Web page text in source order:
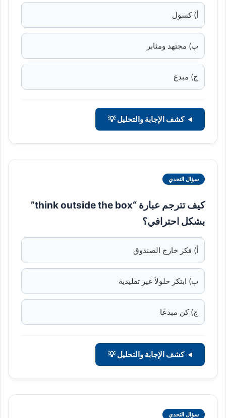
أ) كسول
ب) مجتهد ومثابر
ج) مبدع
كشف الإجابة والتحليل 💡
سؤال التحدي
كيف تترجم عبارة “think outside the box”
بشكل احترافي؟
أ) فكر خارج الصندوق
ب) ابتكر حلولاً غير تقليدية
ج) كن مبدعًا
كشف الإجابة والتحليل 💡
سؤال التحدي